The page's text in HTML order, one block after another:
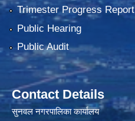
Trimester Progress Report
Public Hearing
Public Audit
Contact Details
सुनवल नगरपालिका कार्यालय